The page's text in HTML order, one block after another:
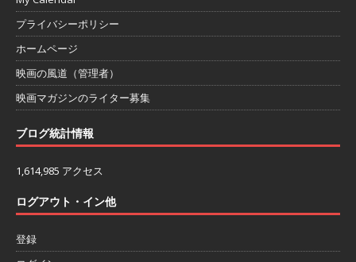
プライバシーポリシー
ホームページ
映画の風道（管理者）
映画マガジンのライター募集
ブログ統計情報
1,614,985 アクセス
ログアウト・イン他
登録